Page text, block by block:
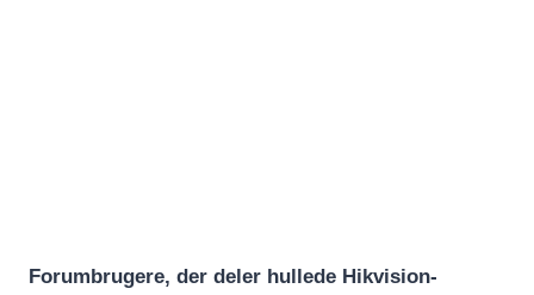
Forumbrugere, der deler hullede Hikvision-